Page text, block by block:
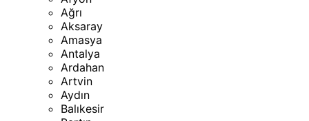
Ağrı
Aksaray
Amasya
Antalya
Ardahan
Artvin
Aydın
Balıkesir